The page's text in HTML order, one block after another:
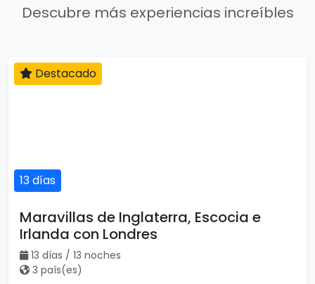
Descubre más experiencias increíbles
13 días
Destacado
Maravillas de Inglaterra, Escocia e
Irlanda con Londres
13 días / 13 noches
3 país(es)